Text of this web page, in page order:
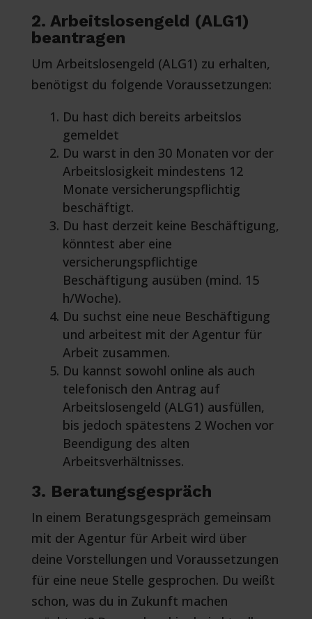
2. Arbeitslosengeld (ALG1)
beantragen
Um Arbeitslosengeld (ALG1) zu erhalten,
benötigst du folgende Voraussetzungen:
Du hast dich bereits arbeitslos
gemeldet
Du warst in den 30 Monaten vor der
Arbeitslosigkeit mindestens 12
Monate versicherungspflichtig
beschäftigt.
Du hast derzeit keine Beschäftigung,
könntest aber eine
versicherungspflichtige
Beschäftigung ausüben (mind. 15
h/Woche).
Du suchst eine neue Beschäftigung
und arbeitest mit der Agentur für
Arbeit zusammen.
Du kannst sowohl online als auch
telefonisch den Antrag auf
Arbeitslosengeld (ALG1) ausfüllen,
bis jedoch spätestens 2 Wochen vor
Beendigung des alten
Arbeitsverhältnisses.
3. Beratungsgespräch
In einem Beratungsgespräch gemeinsam
mit der Agentur für Arbeit wird über
deine Vorstellungen und Voraussetzungen
für eine neue Stelle gesprochen. Du weißt
schon, was du in Zukunft machen